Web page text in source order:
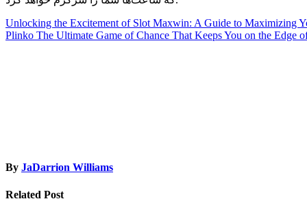
Post
navigation
Unlocking the Excitement of Slot Maxwin: A Guide to Maximizing
Plinko The Ultimate Game of Chance That Keeps You on the Edge
By JaDarrion Williams
Related Post